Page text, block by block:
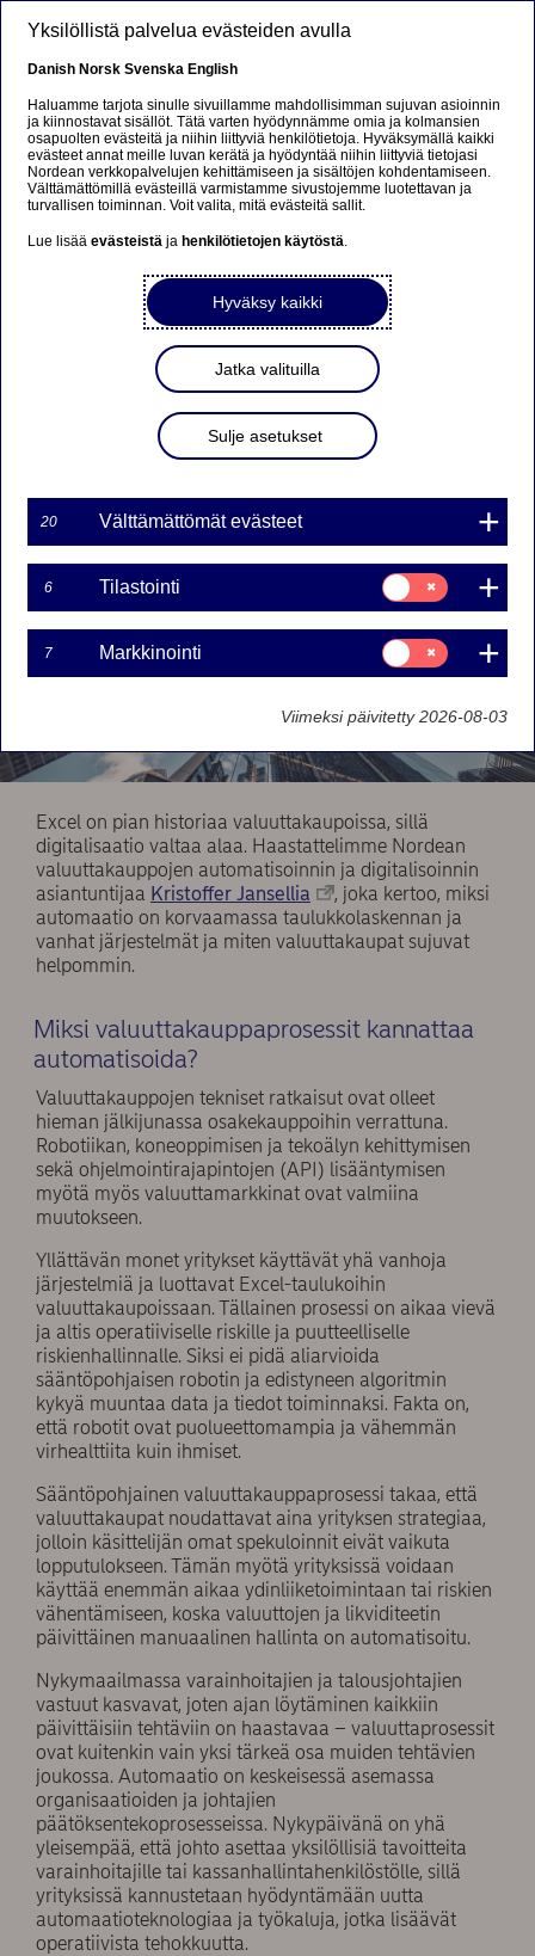
Valuuttamarkkinat
Miksi automaatio mullistaa
valuuttamarkkinat?
23-09-2019
Ennen valuuttakaupat hoituivat Excelillä, mutta
tässä haastattelussa Nordean Kristoffer Jansell
kertoo, miksi automaatio ja digitalisaatio muuttaa
Excel on pian historiaa valuuttakaupoissa, sillä
digitalisaatio valtaa alaa. Haastattelimme Nordean
valuuttakauppojen automatisoinnin ja digitalisoinnin
asiantuntijaa Kristoffer Jansellia
, joka kertoo, miksi
automaatio on korvaamassa taulukkolaskennan ja
vanhat järjestelmät ja miten valuuttakaupat sujuvat
helpommin.
Miksi valuuttakauppaprosessit kannattaa
automatisoida?
Valuuttakauppojen tekniset ratkaisut ovat olleet
hieman jälkijunassa osakekauppoihin verrattuna.
Robotiikan, koneoppimisen ja tekoälyn kehittymisen
sekä ohjelmointirajapintojen (API) lisääntymisen
myötä myös valuuttamarkkinat ovat valmiina
muutokseen.
Yllättävän monet yritykset käyttävät yhä vanhoja
järjestelmiä ja luottavat Excel-taulukoihin
valuuttakaupoissaan. Tällainen prosessi on aikaa vievä
ja altis operatiiviselle riskille ja puutteelliselle
riskienhallinnalle. Siksi ei pidä aliarvioida
sääntöpohjaisen robotin ja edistyneen algoritmin
kykyä muuntaa data ja tiedot toiminnaksi. Fakta on,
että robotit ovat puolueettomampia ja vähemmän
virhealttiita kuin ihmiset.
Sääntöpohjainen valuuttakauppaprosessi takaa, että
valuuttakaupat noudattavat aina yrityksen strategiaa,
jolloin käsittelijän omat spekuloinnit eivät vaikuta
lopputulokseen. Tämän myötä yrityksissä voidaan
käyttää enemmän aikaa ydinliiketoimintaan tai riskien
vähentämiseen, koska valuuttojen ja likviditeetin
päivittäinen manuaalinen hallinta on automatisoitu.
Nykymaailmassa varainhoitajien ja talousjohtajien
vastuut kasvavat, joten ajan löytäminen kaikkiin
päivittäisiin tehtäviin on haastavaa – valuuttaprosessit
ovat kuitenkin vain yksi tärkeä osa muiden tehtävien
joukossa. Automaatio on keskeisessä asemassa
organisaatioiden ja johtajien
päätöksentekoprosesseissa. Nykypäivänä on yhä
yleisempää, että johto asettaa yksilöllisiä tavoitteita
varainhoitajille tai kassanhallintahenkilöstölle, sillä
yrityksissä kannustetaan hyödyntämään uutta
automaatioteknologiaa ja työkaluja, jotka lisäävät
operatiivista tehokkuutta.
Yksilöllistä palvelua evästeiden avulla
Danish Norsk Svenska English
Haluamme tarjota sinulle sivuillamme mahdollisimman sujuvan asioinnin
ja kiinnostavat sisällöt. Tätä varten hyödynnämme omia ja kolmansien
osapuolten evästeitä ja niihin liittyviä henkilötietoja. Hyväksymällä kaikki
evästeet annat meille luvan kerätä ja hyödyntää niihin liittyviä tietojasi
Nordean verkkopalvelujen kehittämiseen ja sisältöjen kohdentamiseen.
Välttämättömillä evästeillä varmistamme sivustojemme luotettavan ja
turvallisen toiminnan. Voit valita, mitä evästeitä sallit.
Lue lisääevästeistä ja henkilötietojen käytöstä.
Hyväksy kaikki
Jatka valituilla
Sulje asetukset
20 Välttämättömät evästeet
6 Tilastointi
Suostumusvalinta:
Tilastointi
7 Markkinointi
Suostumusvalinta:
Markkinointi
Viimeksi päivitetty 2026-08-03